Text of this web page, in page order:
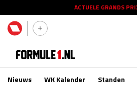
ACTUELE GRANDS
Nieuws WK Kalender Standen